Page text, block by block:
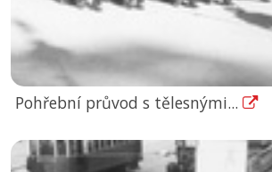
Pohřební průvod s tělesnými...